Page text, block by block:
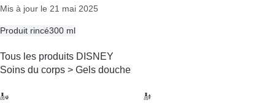
Mis à jour le 21 mai 2025
Produit rincé300 ml
Tous les produits DISNEY
Soins du corps > Gels douche